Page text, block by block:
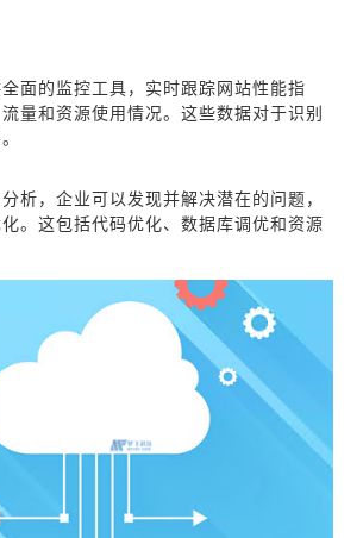
面的监控工具，实时跟踪网站性能指
量和资源使用情况。这些数据对于识别
析，企业可以发现并解决潜在的问题，
。这包括代码优化、数据库调优和资源